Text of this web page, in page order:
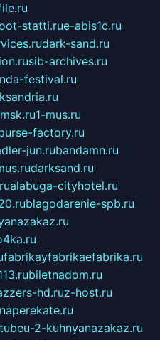
statti.rue-abis1c.ru
dark-sand.ru
sib-archives.ru
festival.ru
1-mus.ru
factory.ru
jun.rubandamn.ru
darksand.ru
alabuga-cityhotel.ru
blagodarenie-spb.ru
fabrikayfabrikaefabrika.ru
biletnadom.ru
hd.ruz-host.ru
naperekate.ru
2-kuhnyanazakaz.ru